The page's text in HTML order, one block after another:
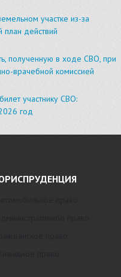
участке из-за
план действий
полученную в ходе СВО, при
врачебной комиссией
участнику СВО:
год